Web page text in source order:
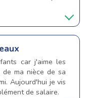
car j'aime les
ma nièce de sa
Aujourd'hui je vis
de salaire.